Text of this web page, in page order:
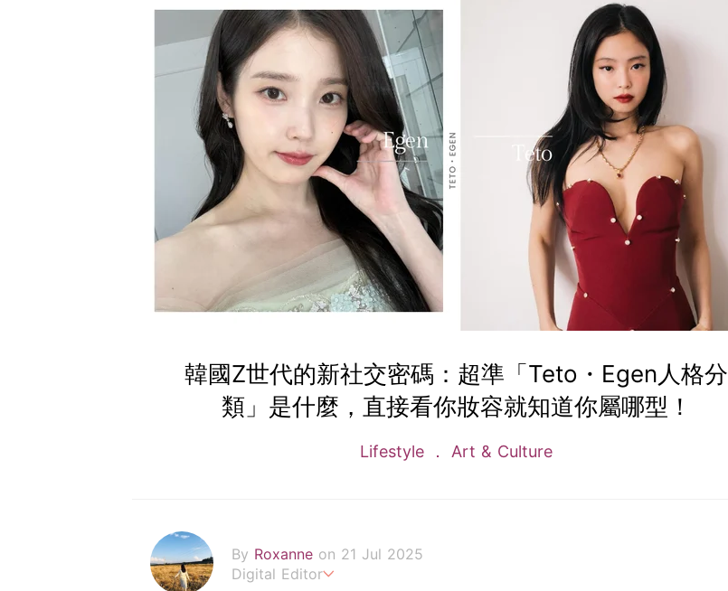
韓國Z世代的新社交密碼：超準「Teto・Egen人格分
類」是什麼，直接看你妝容就知道你屬哪型！
Lifestyle Art & Culture
By Roxanne on 21 Jul 2025
Digital Editor